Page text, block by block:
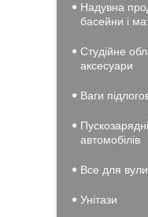
Надувна
басейни і
Студійне
аксесуари
Ваги
автомобілів
Все для
Унітази